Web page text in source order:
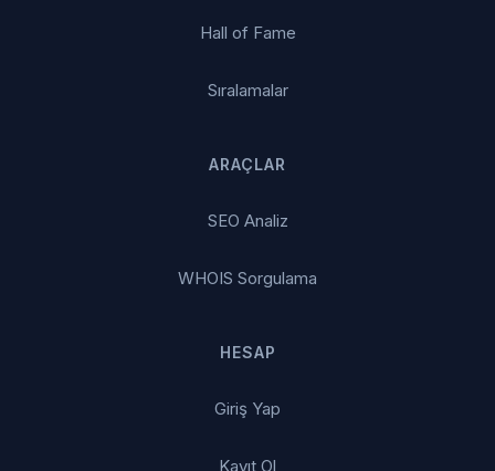
Hall of Fame
Sıralamalar
ARAÇLAR
SEO Analiz
WHOIS Sorgulama
HESAP
Giriş Yap
Kayıt Ol